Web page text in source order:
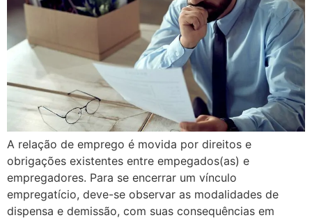
A relação de emprego é movida por direitos e
obrigações existentes entre empegados(as) e
empregadores. Para se encerrar um vínculo
empregatício, deve-se observar as modalidades de
dispensa e demissão, com suas consequências em